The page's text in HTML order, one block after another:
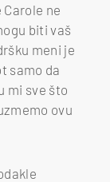
ne
biti vaš
meni je
samo da
mi sve što
ovu